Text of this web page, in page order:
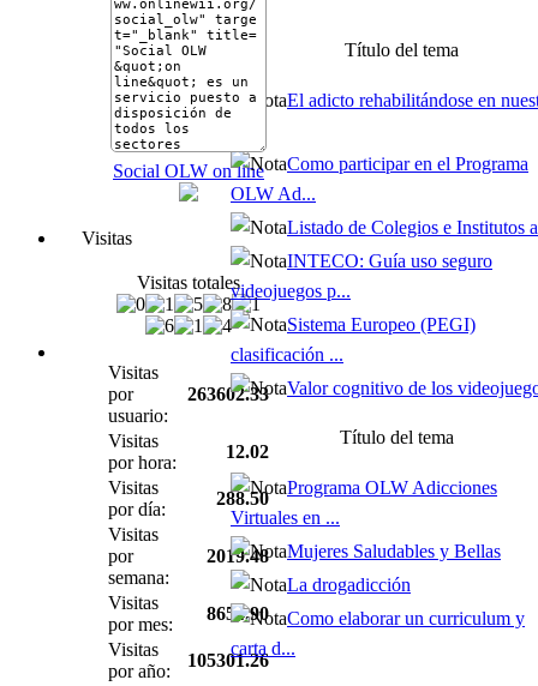
Social OLW on line
Visitas
Visitas totales
Visitas
por
usuario:
263602.33
Visitas
por hora:
12.02
Visitas
por día:
288.50
Visitas
por
semana:
2019.48
Visitas
por mes:
8654.90
Visitas
por año:
105301.26
Título del tema
El adicto rehabilitándose en
Como participar en el Programa
OLW Ad...
Listado de Colegios e Institutos
INTECO: Guía uso seguro
videojuegos p...
Sistema Europeo (PEGI)
clasificación ...
Valor cognitivo de los
Título del tema
Programa OLW Adicciones
Virtuales en ...
Mujeres Saludables y Bellas
La drogadicción
Como elaborar un curriculum y
carta d...